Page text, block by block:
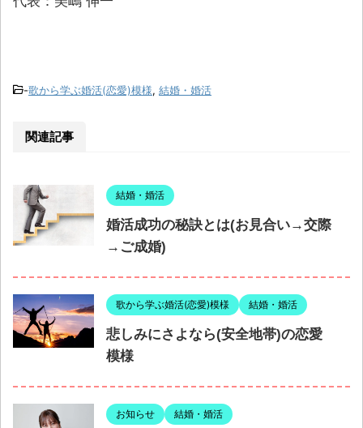
-歌から学ぶ婚活(恋愛)模様, 結婚・婚活
関連記事
結婚・婚活
婚活成功の秘訣とは(お見合い→交際
→ご成婚)
歌から学ぶ婚活(恋愛)模様 結婚・婚活
悲しみにさよなら(安全地帯)の恋愛
模様
お知らせ 結婚・婚活